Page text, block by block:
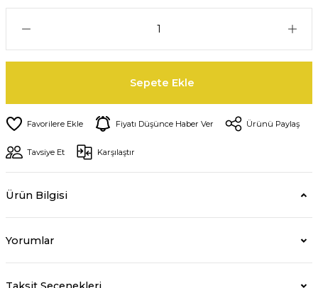
Sepete Ekle
Fiyatı Düşünce Haber Ver Ürünü Paylaş
Tavsiye Et Karşılaştır
Ürün Bilgisi
Yorumlar